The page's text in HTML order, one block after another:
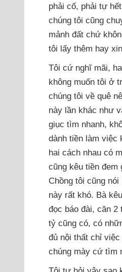
phải cố, phải tự
chúng tôi cũng
mảnh đất chứ
tôi lấy thêm hay
Tôi cứ nghĩ mãi,
không muốn tôi ở
chúng tôi về quê
này lần khác như
giục tìm nhanh,
dành tiền làm việc
hai cách nhau có
cũng kêu tiền đem
Chồng tôi cũng
này rất khó. Bà
đọc báo đài, căn 2
tỷ cũng có, có
đủ nội thất chỉ
chúng mày cứ tìm